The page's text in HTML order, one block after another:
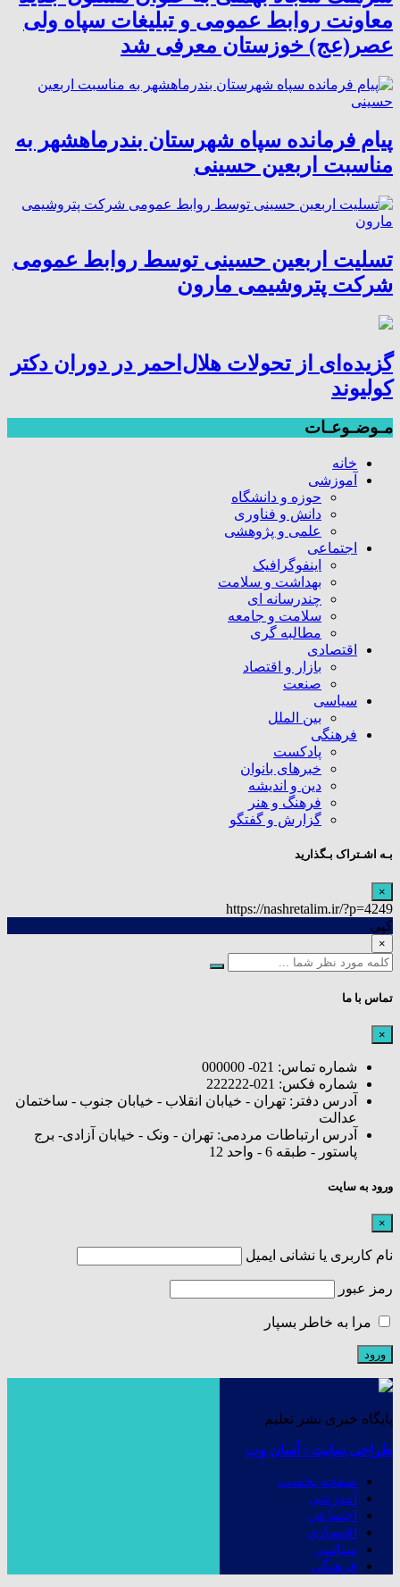
معاونت روابط عمومی و تبلیغات سپاه ولی
عصر(عج) خوزستان معرفی شد
پیام فرمانده سپاه شهرستان بندرماهشهر به
مناسبت اربعین حسینی
تسلیت اربعین حسینی توسط روابط عمومی
شرکت پتروشیمی مارون
گزیده‌ای از تحولات هلال‌احمر در دوران دکتر
کولیوند
مـوضـوعـات
خانه
آموزشی
حوزه و دانشگاه
دانش و فناوری
علمی و پژوهشی
اجتماعی
اینفوگرافیک
بهداشت و سلامت
چندرسانه ای
سلامت و جامعه
مطالبه گری
اقتصادی
بازار و اقتصاد
صنعت
سیاسی
بین الملل
فرهنگی
پادکست
خبرهای بانوان
دین و اندیشه
فرهنگ و هنر
گزارش و گفتگو
بـه اشـتراک بـگذارید
×
https://nashretalim.ir/?p=4249
کپی
×
تماس با ما
×
شماره تماس: 021- 000000
شماره فکس: 021-222222
آدرس دفتر: تهران - خیابان انقلاب - خیابان جنوب - ساختمان
عدالت
آدرس ارتباطات مردمی: تهران - ونک - خیابان آزادی- برج
پاستور - طبقه 6 - واحد 12
ورود به سایت
×
نام کاربری یا نشانی ایمیل
رمز عبور
مرا به خاطر بسپار
پایگاه خبری نشر تعلیم
طراحی سایت : آسان وب
صفحه نخست
آموزشی
اجتماعی
اقتصادی
سیاسی
فرهنگی